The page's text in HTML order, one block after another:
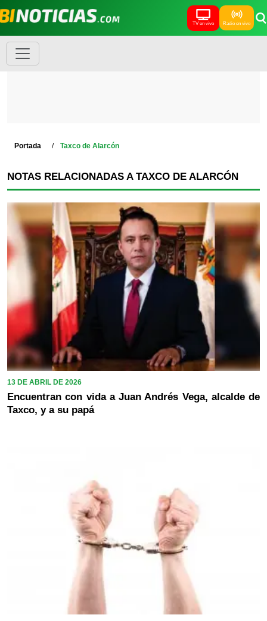
TV en vivo Radio en vivo
Portada Taxco de Alarcón
NOTAS RELACIONADAS A TAXCO DE ALARCÓN
13 DE ABRIL DE 2026
Encuentran con vida a Juan Andrés Vega, alcalde de
Taxco, y a su papá